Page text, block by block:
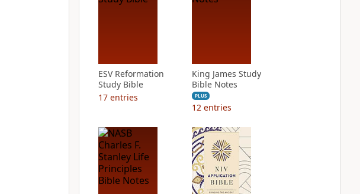
ESV Reformation
Study Bible
17 entries
King James Study
Bible Notes
PLUS
12 entries